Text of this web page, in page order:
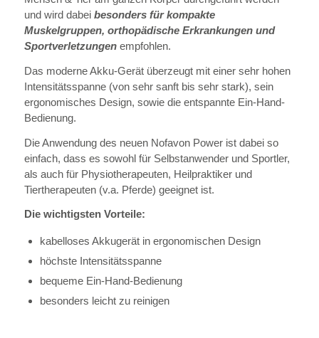
und wird dabei besonders für kompakte
Muskelgruppen, orthopädische Erkrankungen und
Sportverletzungenempfohlen.
Das moderne Akku-Gerät überzeugt mit einer sehr hohen
Intensitätsspanne (von sehr sanft bis sehr stark), sein
ergonomisches Design, sowie die entspannte Ein-Hand-
Bedienung.
Die Anwendung des neuen Nofavon Power ist dabei so
einfach, dass es sowohl für Selbstanwender und Sportler,
als auch für Physiotherapeuten, Heilpraktiker und
Tiertherapeuten (v.a. Pferde) geeignet ist.
Die wichtigsten Vorteile:
kabelloses Akkugerät in ergonomischen Design
höchste Intensitätsspanne
bequeme Ein-Hand-Bedienung
besonders leicht zu reinigen